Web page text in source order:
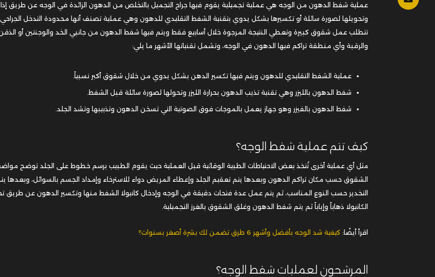
عملية شفط الدهون من الوجه هي عملية تجميلية يقوم فيها جراح التجميل بالتخلص من الدهون الزائدة في الوجه عن طريق
وتحويلها لصورة سائلة أو تكسيرها بشكل يدوي بتقنية الشفط التقليدي للدهون وهي عملية تصنف أنها محدودة التدخل الجراحي
تتطلب عمل شقوق كبيرة وتعطي النتيجة المرجوة خلال أسابيع فقط ويتم فيها شفط الدهون من جانبي الخد والوجنتين أو
والرقبة وأي منطقة تراكم فيها الدهون في الوجه، وتشمل تقنياتها الأشهر ما يلي:
عملية الشفط التقليدي للدهون ويتم فيها تكسير الدهن بشكل يدوي من خلال شقوق أكبر نسبياً.
شفط الدهون بالليزر وهي تقنية تذيب الدهون بحرارة الليزر وتحولها لصورة سائلة قبل الشفط.
شفط الدهون بالفيزر وهو جهاز يعمل بالموجات فوق الصوتية التي تسخن الدهون وتذبيبها وتشد الجلد.
كيف تتم عملية شفط الوجه؟
مثل أي عملية أخرى تُتخذ بعض الاحتياطات الطبية الوقائية قبل العملية حيث يقوم الطبيب برسم خطوط على الجلد توضح
الشقوق حسب مكان تراكم الدهون وبعدها يتم تعقيم الجلد وإعطاء المريض دواء للاسترخاء وإمداد الجسم بالسوائل، وبعدها
التخدير حسب النوع المناسب، ثم يتم عمل عدة فتحات دقيقة في الوجه وإدخال كانيولا الشفط منها وتكسير الدهون عن طريق
الكانيولا ذهاباً وإياباً ثم يتم شفط الدهون وغلق الشقوق بالغرز التجميلية.
اقرأ أيضًا: كيفية شد الوجه بأفضل وأشهر 6 طرق تضمن لك بشرة أصغر بسنوات؟
المرشحون لعمليات شفط الوجه؟